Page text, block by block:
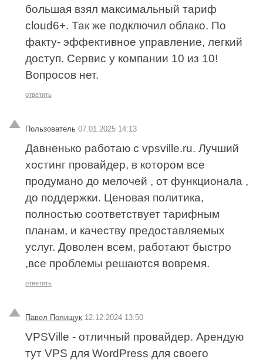
большая взял максимальный тариф
cloud6+. Так же подключил облако. По
факту- эффективное управление, легкий
доступ. Сервис у компании 10 из 10!
Вопросов нет.
ответить
Пользователь 07.01.2025 14:13
Давненько работаю с vpsville.ru. Лучший
хостинг провайдер, в котором все
продумано до мелочей , от функционала ,
до поддержки. Ценовая политика,
полностью соответствует тарифным
планам, и качеству предоставляемых
услуг. Доволен всем, работают быстро
,все проблемы решаются вовремя.
ответить
Павел Полищук 12.12.2024 13:50
VPSVille - отличный провайдер. Арендую
тут VPS для WordPress для своего